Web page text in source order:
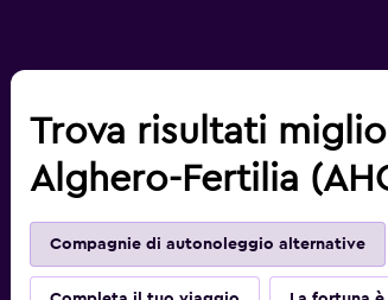
Trova risultati
Alghero-Fertilia
Compagnie di autonoleggio alternative